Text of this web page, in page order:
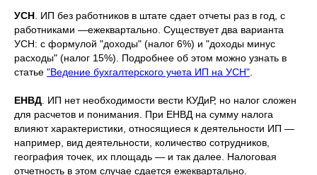
УСН. ИП без работников в штате сдает отчеты раз в год, с
работниками —ежеквартально. Существует два варианта
УСН: с формулой "доходы" (налог 6%) и "доходы минус
расходы" (налог 15%). Подробнее об этом можно узнать в
статье "Ведение бухгалтерского учета ИП на УСН".
ЕНВД. ИП нет необходимости вести КУДиР, но налог сложен
для расчетов и понимания. При ЕНВД на сумму налога
влияют характеристики, относящиеся к деятельности ИП —
например, вид деятельности, количество сотрудников,
география точек, их площадь — и так далее. Налоговая
отчетность в этом случае сдается ежеквартально.